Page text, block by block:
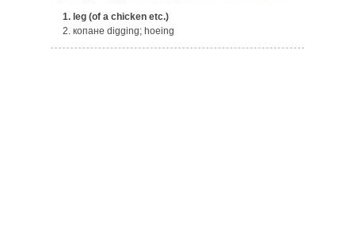
1. leg (of a chicken etc.)
2. копане digging; hoeing